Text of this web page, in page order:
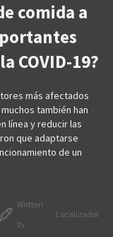
comida a
COVID-19?
más afectados
también han
línea y reducir las
que adaptarse
de un
Written
by
Localizador